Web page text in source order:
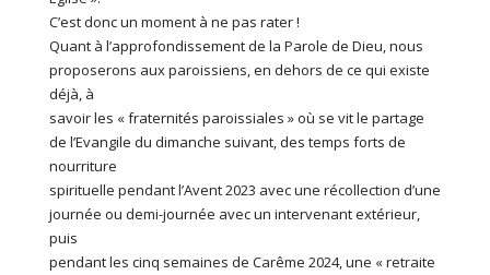
C’est donc un moment à ne pas rater !
Quant à l’approfondissement de la Parole de Dieu, nous
proposerons aux paroissiens, en dehors de ce qui existe
déjà, à
savoir les « fraternités paroissiales » où se vit le partage
de l’Evangile du dimanche suivant, des temps forts de
nourriture
spirituelle pendant l’Avent 2023 avec une récollection d’une
journée ou demi-journée avec un intervenant extérieur,
puis
pendant les cinq semaines de Carême 2024, une « retraite